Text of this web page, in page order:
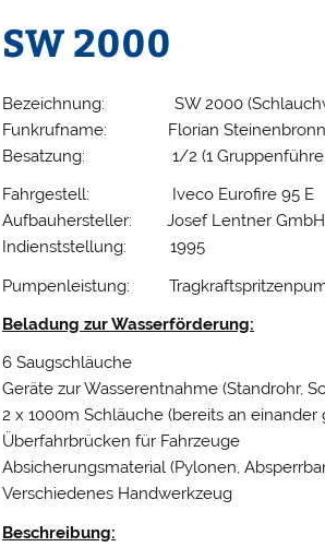
SW 2000
Bezeichnung: SW 2000
Funkrufname: Florian Steinenbronn
Besatzung: 1/2 (1 Gruppenführer/
Fahrgestell: Iveco Eurofire 95 E
Aufbauhersteller: Josef Lentner GmbH
Indienststellung: 1995
Pumpenleistung:
Beladung zur Wasserförderung:
6 Saugschläuche
Geräte zur Wasserentnahme (Standrohr,
2 x 1000m Schläuche (bereits an einander
Überfahrbrücken für Fahrzeuge
Absicherungsmaterial (Pylonen,
Verschiedenes Handwerkzeug
Beschreibung: